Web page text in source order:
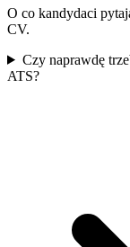
O co kandydaci
CV.
Czy naprawdę
ATS?